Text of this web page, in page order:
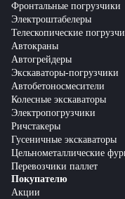
Фронтальные погрузчики
Электроштабелеры
Телескопические
Автокраны
Автогрейдеры
Экскаваторы-погрузчики
Автобетоносмесители
Колесные экскаваторы
Электропогрузчики
Ричстакеры
Гусеничные экскаваторы
Цельнометаллические
Перевозчики паллет
Покупателю
Акции